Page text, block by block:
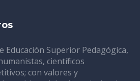
Educación Superior Pedagógica,
científicos
con valores y